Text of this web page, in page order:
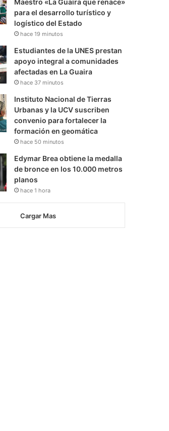
para el desarrollo turístico y
logístico del Estado
hace 19 minutos
Estudiantes de la UNES prestan
apoyo integral a comunidades
afectadas en La Guaira
hace 37 minutos
Instituto Nacional de Tierras
Urbanas y la UCV suscriben
convenio para fortalecer la
formación en geomática
hace 50 minutos
Edymar Brea obtiene la medalla
de bronce en los 10.000 metros
planos
hace 1 hora
Cargar Mas